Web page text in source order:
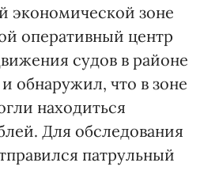
экономической зоне
оперативный центр
судов в районе
обнаружил, что в зоне
находиться
Для обследования
патрульный